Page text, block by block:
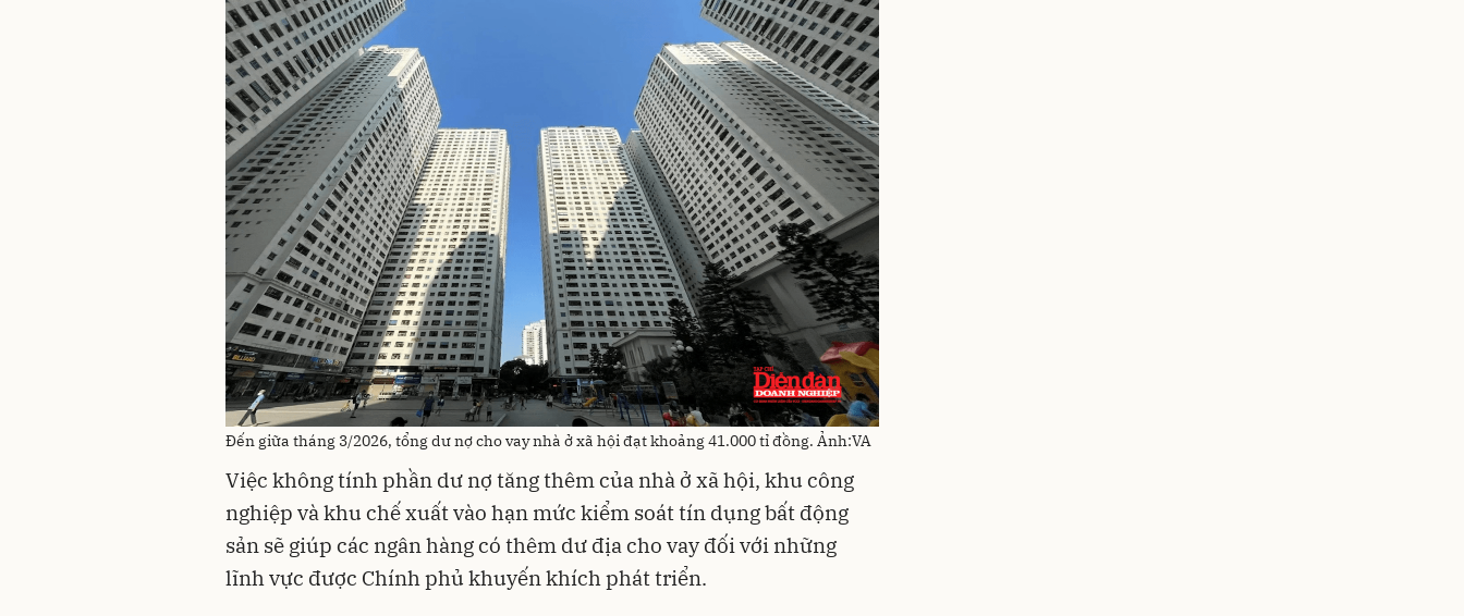
Đến giữa tháng 3/2026, tổng dư nợ cho vay nhà ở xã hội đạt khoảng 41.000 tỉ đồng. Ảnh:VA
Việc không tính phần dư nợ tăng thêm của nhà ở xã hội, khu công
nghiệp và khu chế xuất vào hạn mức kiểm soát tín dụng bất động
sản sẽ giúp các ngân hàng có thêm dư địa cho vay đối với những
lĩnh vực được Chính phủ khuyến khích phát triển.